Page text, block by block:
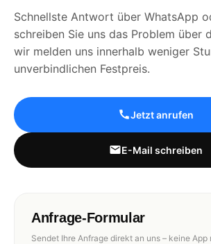
Schnellste Antwort über WhatsApp
schreiben Sie uns das Problem über
wir melden uns innerhalb weniger
unverbindlichen Festpreis.
Jetzt anrufen
E-Mail schreiben
Anfrage-Formular
Sendet Ihre Anfrage direkt an uns – keine App